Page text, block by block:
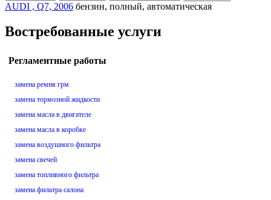
AUDI , Q7, 2006 бензин, полный, автоматическая
Востребованные услуги
Регламентные работы
замена ремня грм
замена тормозной жидкости
замена масла в двигателе
замена масла в коробке
замена воздушного фильтра
замена свечей
замена топливного фильтра
замена фильтра салона